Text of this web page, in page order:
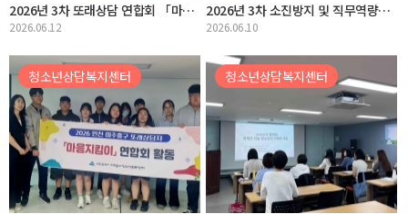
2026년 3차 또래상담 연합회 「마음지킴이」체험활동
2026.06.12
2026년 3차 소진방지 및 직무역량강화교육
2026.06.10
청소년상담복지센터 청소년상담복지센터